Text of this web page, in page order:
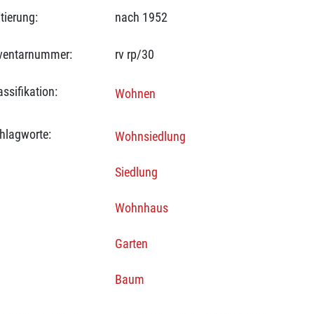
nach 1952
rv rp/30
Wohnen
Wohnsiedlung
Siedlung
Wohnhaus
Garten
Baum